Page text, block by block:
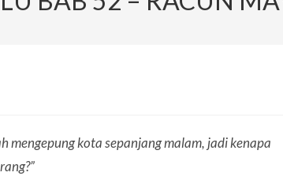
mengepung kota sepanjang malam, jadi kenapa